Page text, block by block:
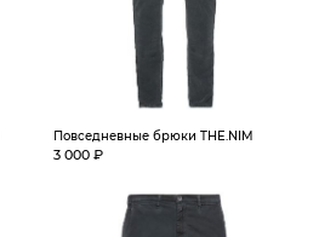
Повседневные брюки THE.NIM
3 000 ₽